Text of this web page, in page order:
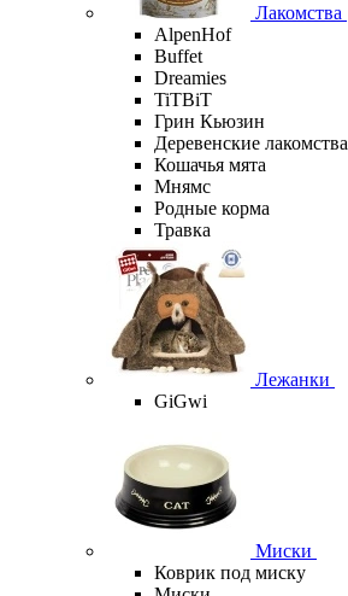
Лакомства
AlpenHof
Buffet
Dreamies
TiTBiT
Грин Кьюзин
Деревенские лакомства
Кошачья мята
Мнямс
Родные корма
Травка
Лежанки
GiGwi
Миски
Коврик под миску